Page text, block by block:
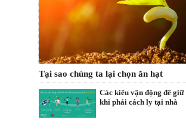
Tại sao chúng ta lại chọn ăn hạt
Các kiểu vận động để giữ
khi phải cách ly tại nhà